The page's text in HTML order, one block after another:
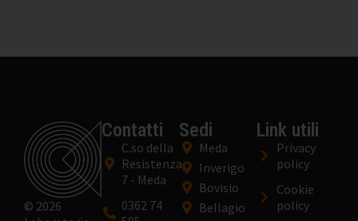
© 2026
Contatti
C.so della
Resistenza,
7 - Meda
0362 74
Sedi
Meda
Inverigo
Bovisio
Bellagio
Link utili
Privacy
policy
Cookie
policy